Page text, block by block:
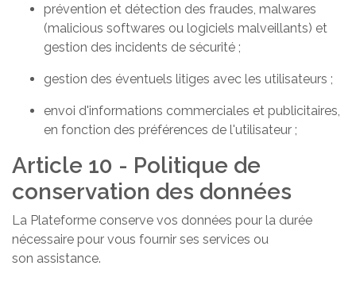
prévention et détection des fraudes, malwares
(malicious softwares ou logiciels malveillants) et
gestion des incidents de sécurité ;
gestion des éventuels litiges avec les utilisateurs ;
envoi d'informations commerciales et publicitaires,
en fonction des préférences de l'utilisateur ;
Article 10 - Politique de
conservation des données
La Plateforme conserve vos données pour la durée
nécessaire pour vous fournir ses services ou
son assistance.